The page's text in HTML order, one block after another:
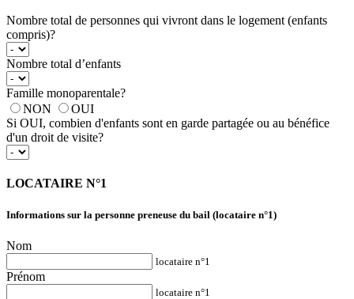
Nombre total de personnes qui vivront dans le logement (enfants
compris)?
Nombre total d’enfants
Famille monoparentale?
NON
OUI
Si OUI, combien d'enfants sont en garde partagée ou au bénéfice
d'un droit de visite?
LOCATAIRE N°1
Informations sur la personne preneuse du bail (locataire n°1)
Nom
locataire n°1
Prénom
locataire n°1